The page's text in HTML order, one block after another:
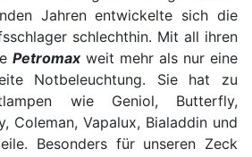
Jahren entwickelte sich die
schlechthin. Mit all ihren
Petromaxweit mehr als nur eine
Notbeleuchtung. Sie hat zu
wie Geniol, Butterfly,
Coleman, Vapalux, Bialaddin und
Besonders für unseren Zeck